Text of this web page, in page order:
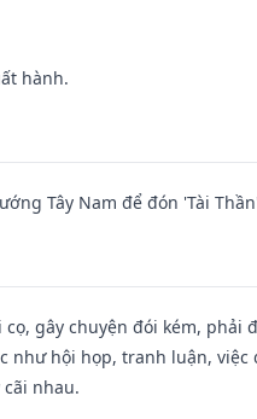
hành.
Tây Nam để đón 'Tài
cọ, gây chuyện đói kém,
hội họp, tranh luận,
nhau.